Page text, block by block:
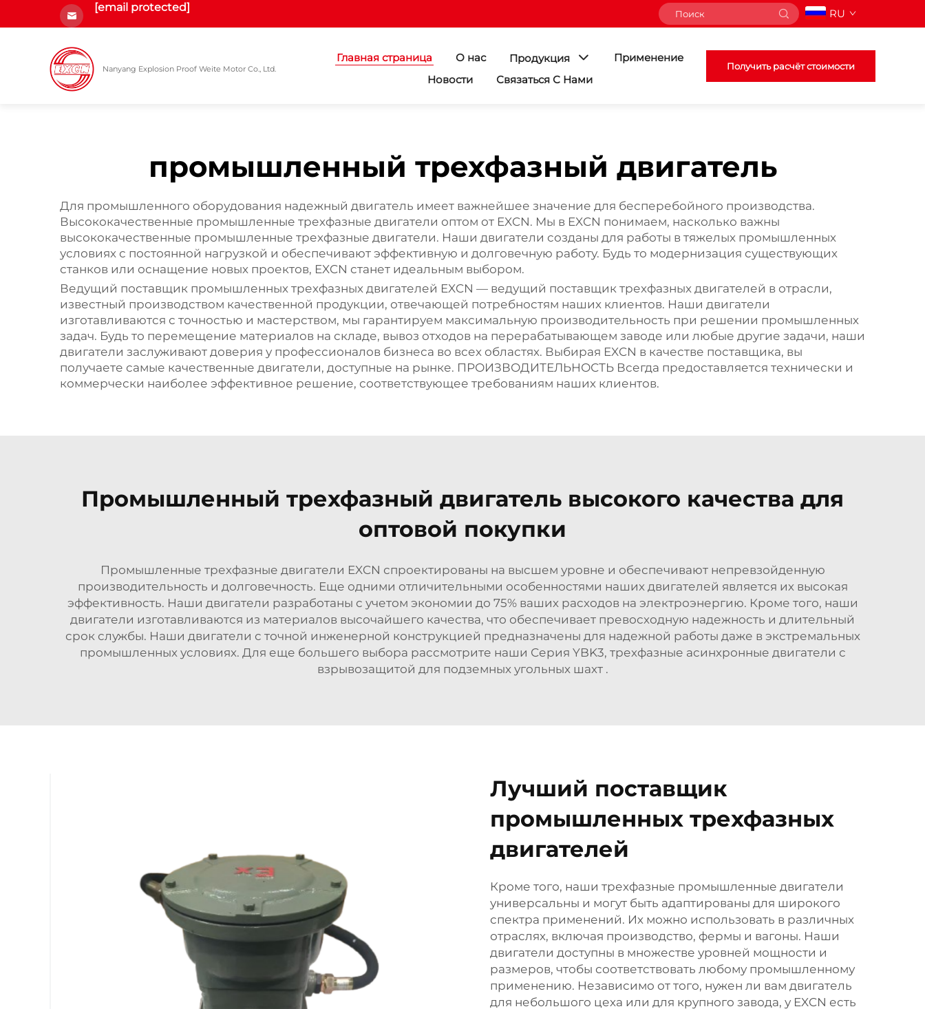
[email protected] RU
Nanyang Explosion Proof Weite Motor Co., Ltd.
Главная страница О нас Продукция
Применение
Новости
Связаться С Нами
Получить расчёт стоимости
промышленный трехфазный двигатель
Для промышленного оборудования надежный двигатель имеет важнейшее значение для бесперебойного производства.
Высококачественные промышленные трехфазные двигатели оптом от EXCN. Мы в EXCN понимаем, насколько важны
высококачественные промышленные трехфазные двигатели. Наши двигатели созданы для работы в тяжелых промышленных
условиях с постоянной нагрузкой и обеспечивают эффективную и долговечную работу. Будь то модернизация существующих
станков или оснащение новых проектов, EXCN станет идеальным выбором.
Ведущий поставщик промышленных трехфазных двигателей EXCN — ведущий поставщик трехфазных двигателей в отрасли,
известный производством качественной продукции, отвечающей потребностям наших клиентов. Наши двигатели
изготавливаются с точностью и мастерством, мы гарантируем максимальную производительность при решении промышленных
задач. Будь то перемещение материалов на складе, вывоз отходов на перерабатывающем заводе или любые другие задачи, наши
двигатели заслуживают доверия у профессионалов бизнеса во всех областях. Выбирая EXCN в качестве поставщика, вы
получаете самые качественные двигатели, доступные на рынке. ПРОИЗВОДИТЕЛЬНОСТЬ Всегда предоставляется технически и
коммерчески наиболее эффективное решение, соответствующее требованиям наших клиентов.
Промышленный трехфазный двигатель высокого качества для
оптовой покупки
Промышленные трехфазные двигатели EXCN спроектированы на высшем уровне и обеспечивают непревзойденную
производительность и долговечность. Еще одними отличительными особенностями наших двигателей является их высокая
эффективность. Наши двигатели разработаны с учетом экономии до 75% ваших расходов на электроэнергию. Кроме того, наши
двигатели изготавливаются из материалов высочайшего качества, что обеспечивает превосходную надежность и длительный
срок службы. Наши двигатели с точной инженерной конструкцией предназначены для надежной работы даже в экстремальных
промышленных условиях. Для еще большего выбора рассмотрите наши Серия YBK3, трехфазные асинхронные двигатели с
взрывозащитой для подземных угольных шахт .
Лучший поставщик
промышленных трехфазных
двигателей
Кроме того, наши трехфазные промышленные двигатели
универсальны и могут быть адаптированы для широкого
спектра применений. Их можно использовать в различных
отраслях, включая производство, фермы и вагоны. Наши
двигатели доступны в множестве уровней мощности и
размеров, чтобы соответствовать любому промышленному
применению. Независимо от того, нужен ли вам двигатель
для небольшого цеха или для крупного завода, у EXCN есть